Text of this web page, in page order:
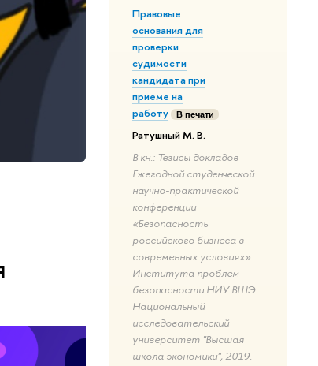
Правовые
основания для
проверки
судимости
кандидата при
приеме на
работу
В печати
Ратушный М. В.
В кн.: Тезисы докладов
Ежегодной студенческой
научно-практической
конференции
«Безопасность
российского бизнеса в
современных условиях»
Института проблем
безопасности НИУ ВШЭ.
Национальный
исследовательский
университет "Высшая
школа экономики", 2019.